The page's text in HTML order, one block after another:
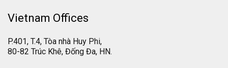
Vietnam Offices
P.401, T.4, Tòa nhà Huy Phi,
80-82 Trúc Khê, Đống Đa, HN.